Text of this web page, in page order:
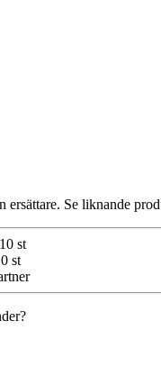
ersättare. Se liknande
10 st
st